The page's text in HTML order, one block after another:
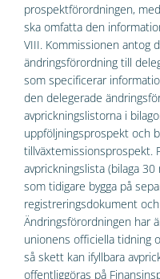
prospektförordningen,
ska omfatta den
VIII. Kommissionen antog
ändringsförordning till
som specificerar
den delegerade
avprickningslistorna i
uppföljningsprospekt och
tillväxtemissionsprospekt.
avprickningslista (bilaga
som tidigare bygga på
registreringsdokument
Ändringsförordningen har
unionens officiella tidning
så skett kan ifyllbara
offentliggöras på